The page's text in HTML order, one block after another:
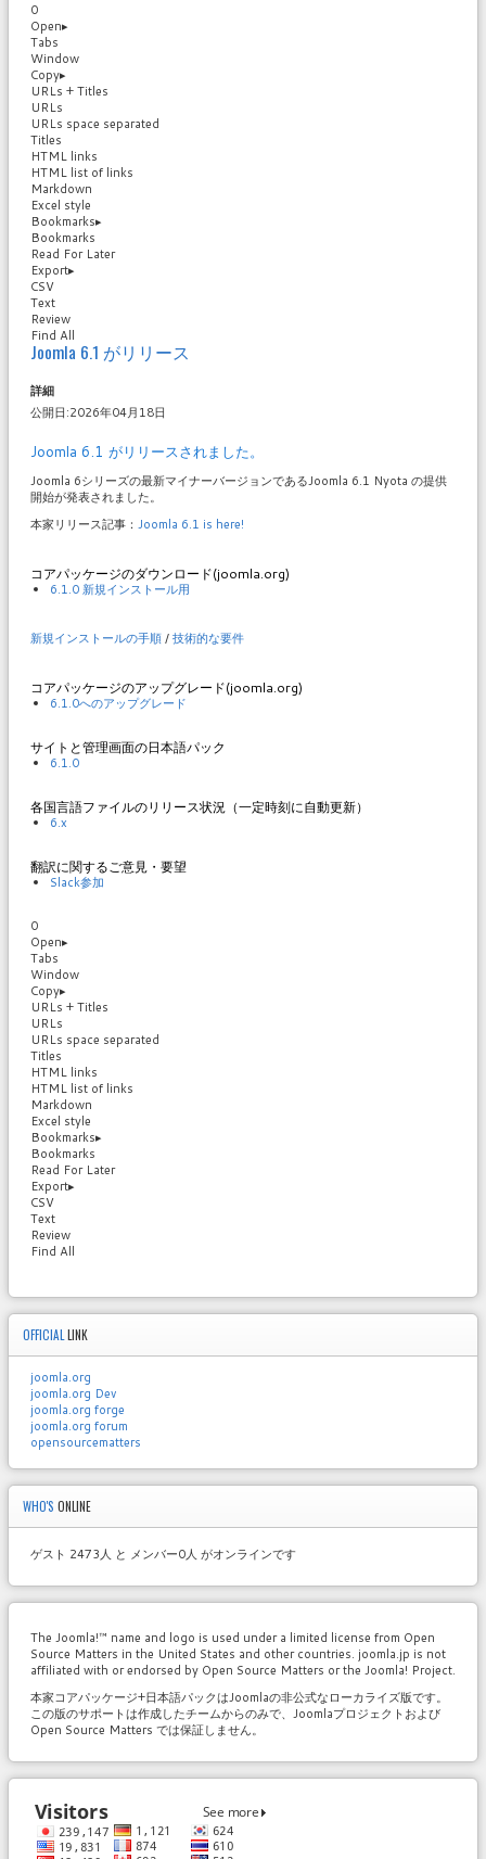
0
Open▸
Tabs
Window
Copy▸
URLs + Titles
URLs
URLs space separated
Titles
HTML links
HTML list of links
Markdown
Excel style
Bookmarks▸
Bookmarks
Read For Later
Export▸
CSV
Text
Review
Find All
Joomla 6.1 がリリース
詳細
公開日:2026年04月18日
Joomla 6.1 がリリースされました。
Joomla 6シリーズの最新マイナーバージョンであるJoomla 6.1 Nyota の提供
開始が発表されました。
本家リリース記事： Joomla 6.1 is here!
コアパッケージのダウンロード(joomla.org)
6.1.0 新規インストール用
新規インストールの手順/技術的な要件
コアパッケージのアップグレード(joomla.org)
6.1.0へのアップグレード
サイトと管理画面の日本語パック
6.1.0
各国言語ファイルのリリース状況（一定時刻に自動更新）
6.x
翻訳に関するご意見・要望
Slack参加
0
Open▸
Tabs
Window
Copy▸
URLs + Titles
URLs
URLs space separated
Titles
HTML links
HTML list of links
Markdown
Excel style
Bookmarks▸
Bookmarks
Read For Later
Export▸
CSV
Text
Review
Find All
OFFICIAL LINK
joomla.org
joomla.org Dev
joomla.org forge
joomla.org forum
opensourcematters
WHO'S ONLINE
ゲスト 2473人 と メンバー0人 がオンラインです
The Joomla!™ name and logo is used under a limited license from Open
Source Matters in the United States and other countries. joomla.jp is not
affiliated with or endorsed by Open Source Matters or the Joomla! Project.
本家コアパッケージ+日本語パックはJoomlaの非公式なローカライズ版です。
この版のサポートは作成したチームからのみで、Joomlaプロジェクトおよび
Open Source Matters では保証しません。